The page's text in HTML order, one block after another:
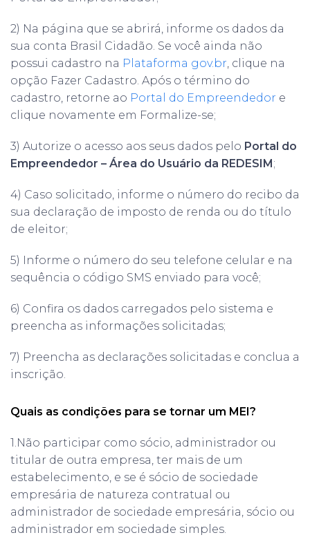
2) Na página que se abrirá, informe os dados da
sua conta Brasil Cidadão. Se você ainda não
possui cadastro na Plataforma gov.br, clique na
opção Fazer Cadastro. Após o término do
cadastro, retorne ao Portal do Empreendedor e
clique novamente em Formalize-se;
3) Autorize o acesso aos seus dados pelo Portal do
Empreendedor – Área do Usuário da REDESIM ;
4) Caso solicitado, informe o número do recibo da
sua declaração de imposto de renda ou do título
de eleitor;
5) Informe o número do seu telefone celular e na
sequência o código SMS enviado para você;
6) Confira os dados carregados pelo sistema e
preencha as informações solicitadas;
7) Preencha as declarações solicitadas e conclua a
inscrição.
Quais as condições para se tornar um MEI?
1.Não participar como sócio, administrador ou
titular de outra empresa, ter mais de um
estabelecimento, e se é sócio de sociedade
empresária de natureza contratual ou
administrador de sociedade empresária, sócio ou
administrador em sociedade simples.